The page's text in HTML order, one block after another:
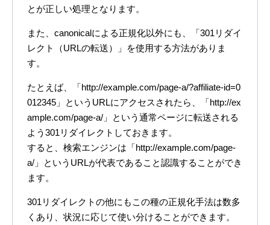
とが正しい処理となります。
また、canonicalによる正規化以外にも、「301リダイ
レクト（URLの転送）」を使用する方法がありま
す。
たとえば、「http://example.com/page-a/?affiliate-id=0
012345」というURLにアクセスされたら、「http://ex
ample.com/page-a/」という通常ページに転送される
よう301リダイレクトしておきます。
すると、検索エンジンは「http://example.com/page-
a/」というURLが代表であること認識することができ
ます。
301リダイレクトの他にもこの種の正規化手法は数多
くあり、状況に応じて使い分けることができます。